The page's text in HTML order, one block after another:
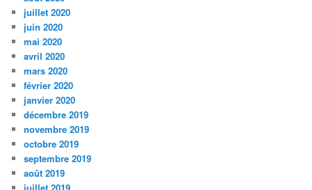
juillet 2020
juin 2020
mai 2020
avril 2020
mars 2020
février 2020
janvier 2020
décembre 2019
novembre 2019
octobre 2019
septembre 2019
août 2019